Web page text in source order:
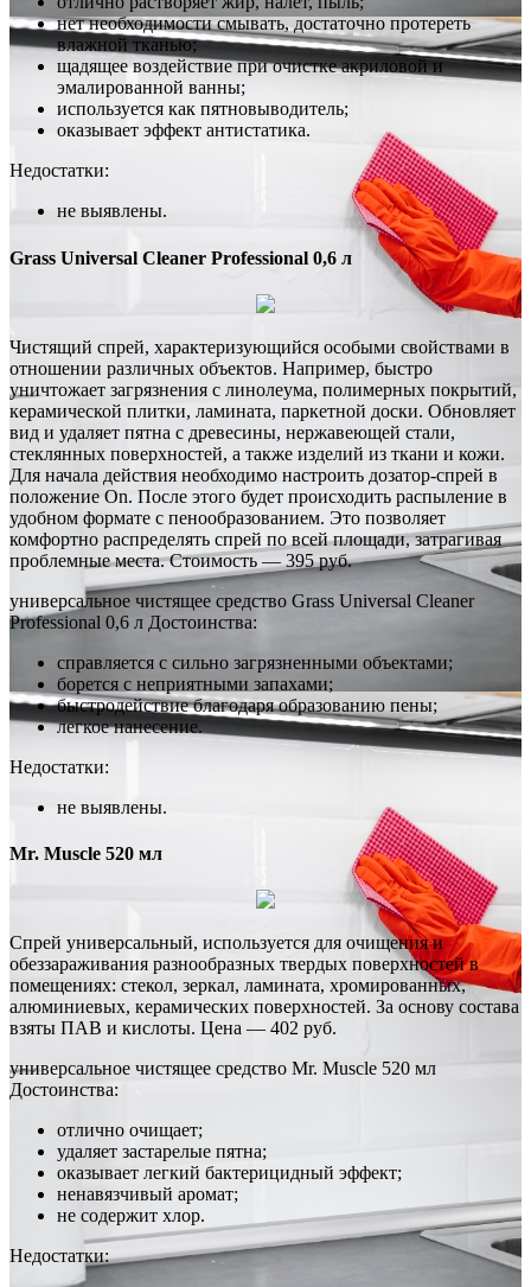
нет необходимости смывать, достаточно протереть
влажной тканью;
щадящее воздействие при очистке акриловой и
эмалированной ванны;
используется как пятновыводитель;
оказывает эффект антистатика.
Недостатки:
не выявлены.
Grass Universal Cleaner Professional 0,6 л
Чистящий спрей, характеризующийся особыми свойствами в
отношении различных объектов. Например, быстро
уничтожает загрязнения с линолеума, полимерных покрытий,
керамической плитки, ламината, паркетной доски. Обновляет
вид и удаляет пятна с древесины, нержавеющей стали,
стеклянных поверхностей, а также изделий из ткани и кожи.
Для начала действия необходимо настроить дозатор-спрей в
положение On. После этого будет происходить распыление в
удобном формате с пенообразованием. Это позволяет
комфортно распределять спрей по всей площади, затрагивая
проблемные места. Стоимость — 395 руб.
универсальное чистящее средство Grass Universal Cleaner
Professional 0,6 л Достоинства:
справляется с сильно загрязненными объектами;
борется с неприятными запахами;
быстродействие благодаря образованию пены;
легкое нанесение.
Недостатки:
не выявлены.
Mr. Muscle 520 мл
Спрей универсальный, используется для очищения и
обеззараживания разнообразных твердых поверхностей в
помещениях: стекол, зеркал, ламината, хромированных,
алюминиевых, керамических поверхностей. За основу состава
взяты ПАВ и кислоты. Цена — 402 руб.
универсальное чистящее средство Mr. Muscle 520 мл
Достоинства:
отлично очищает;
удаляет застарелые пятна;
оказывает легкий бактерицидный эффект;
ненавязчивый аромат;
не содержит хлор.
Недостатки: